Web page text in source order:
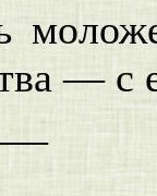
— с